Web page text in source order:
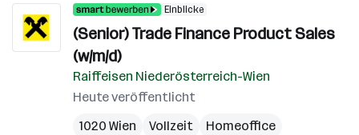
Einblicke
(Senior) Trade Finance Product Sales
(w/m/d)
Raiffeisen Niederösterreich-Wien
Heute veröffentlicht
1020 Wien
Vollzeit
Homeoffice